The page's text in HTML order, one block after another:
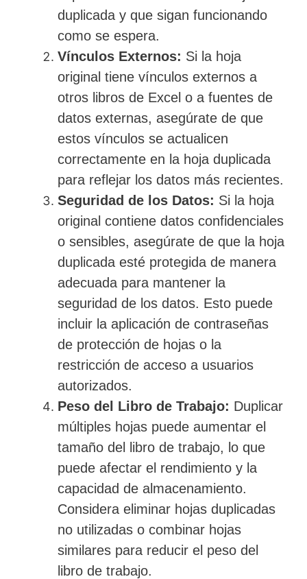
duplicada y que sigan funcionando
como se espera.
Vínculos Externos: Si la hoja
original tiene vínculos externos a
otros libros de Excel o a fuentes de
datos externas, asegúrate de que
estos vínculos se actualicen
correctamente en la hoja duplicada
para reflejar los datos más recientes.
Seguridad de los Datos: Si la hoja
original contiene datos confidenciales
o sensibles, asegúrate de que la hoja
duplicada esté protegida de manera
adecuada para mantener la
seguridad de los datos. Esto puede
incluir la aplicación de contraseñas
de protección de hojas o la
restricción de acceso a usuarios
autorizados.
Peso del Libro de Trabajo: Duplicar
múltiples hojas puede aumentar el
tamaño del libro de trabajo, lo que
puede afectar el rendimiento y la
capacidad de almacenamiento.
Considera eliminar hojas duplicadas
no utilizadas o combinar hojas
similares para reducir el peso del
libro de trabajo.